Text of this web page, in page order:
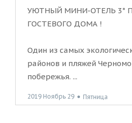
УЮТНЫЙ МИНИ-ОТЕЛЬ 3*
ГОСТЕВОГО ДОМА !
Один из самых
районов и пляжей
побережья. ...
2019 Ноябрь 29 ● Пятница